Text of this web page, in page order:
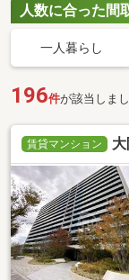
人数に合った間
一人暮らし
196件が該当しまし
賃貸マンション